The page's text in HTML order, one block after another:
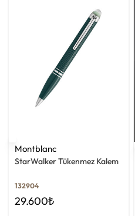
Montblanc
StarWalker Tükenmez Kalem
132904
29.600₺